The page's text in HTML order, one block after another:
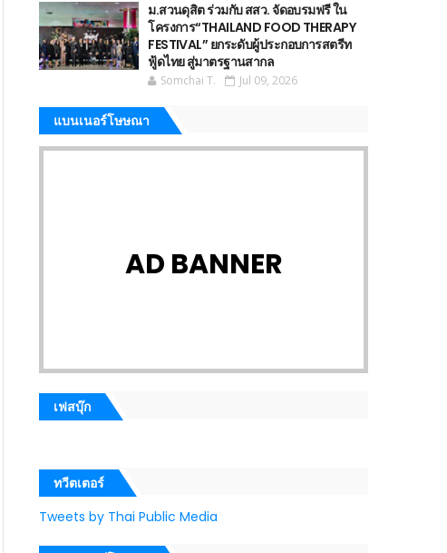
ม.สวนดุสิต ร่วมกับ สสว. จัดอบรมฟรี ใน
โครงการ“THAILAND FOOD THERAPY
FESTIVAL” ยกระดับผู้ประกอบการสตรีท
ฟู้ดไทย สู่มาตรฐานสากล
Somchai T. Jul 09, 2026
แบนเนอร์โษษณา
AD BANNER
เฟสบุ๊ก
ทวีตเตอร์
Tweets by Thai Public Media